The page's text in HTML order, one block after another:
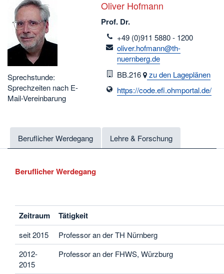
Sprechstunde:
Sprechzeiten nach E-
Mail-Vereinbarung
Oliver Hofmann
Prof. Dr.
telefon
+49 (0)911 5880 - 1200
email
oliver.hofmann@th-
nuernberg.de
Raum
BB.216 zu den Lageplänen
https://code.efi.ohmportal.de/
Beruflicher Werdegang Lehre & Forschung
Beruflicher Werdegang
Zeitraum Tätigkeit
seit 2015
Professor an der TH Nürnberg
2012-
2015
Professor an der FHWS, Würzburg